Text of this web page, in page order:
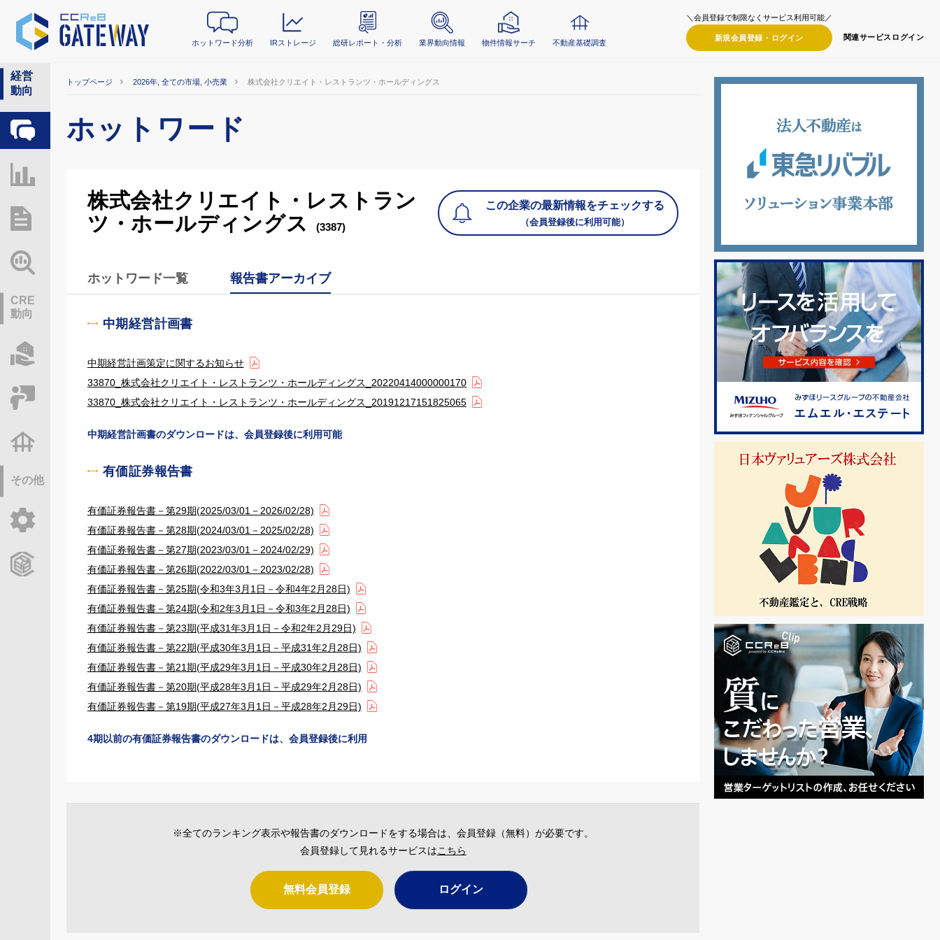
ホットワード分析 IRストレージ 総研レポート・分析 業界動向情報 物件情報サーチ 不動産基礎調査
＼会員登録で制限なくサービス利用可能／
新規会員登録・ ログイン 関連サービス ログイン
経営
動向
ホットワード分析
総研レポート・分析
CRE
動向
セミナー・研修
不動産基礎調査
その他
ご利用ガイド
CCReBサービスのご案内
トップページ 2026年, 全ての市場, 小売業 株式会社クリエイト・レストランツ・ホールディングス
ホットワード
株式会社クリエイト・レストラン
ツ・ホールディングス
(3387)
この企業の最新情報をチェックする
（会員登録後に利用可能）
ホットワード一覧 報告書アーカイブ
中期経営計画書
中期経営計画策定に関するお知らせ
33870_株式会社クリエイト・レストランツ・ホールディングス_20220414000000170
33870_株式会社クリエイト・レストランツ・ホールディングス_20191217151825065
中期経営計画書のダウンロードは、会員登録後に利用可能
有価証券報告書
有価証券報告書－第29期(2025/03/01－2026/02/28)
有価証券報告書－第28期(2024/03/01－2025/02/28)
有価証券報告書－第27期(2023/03/01－2024/02/29)
有価証券報告書－第26期(2022/03/01－2023/02/28)
有価証券報告書－第25期(令和3年3月1日－令和4年2月28日)
有価証券報告書－第24期(令和2年3月1日－令和3年2月28日)
有価証券報告書－第23期(平成31年3月1日－令和2年2月29日)
有価証券報告書－第22期(平成30年3月1日－平成31年2月28日)
有価証券報告書－第21期(平成29年3月1日－平成30年2月28日)
有価証券報告書－第20期(平成28年3月1日－平成29年2月28日)
有価証券報告書－第19期(平成27年3月1日－平成28年2月29日)
4期以前の有価証券報告書のダウンロードは、会員登録後に利用
※全てのランキング表示や報告書のダウンロードをする場合は、会員登録（無料）が必要です。
会員登録して見れるサービスはこちら
無料会員登録 ログイン